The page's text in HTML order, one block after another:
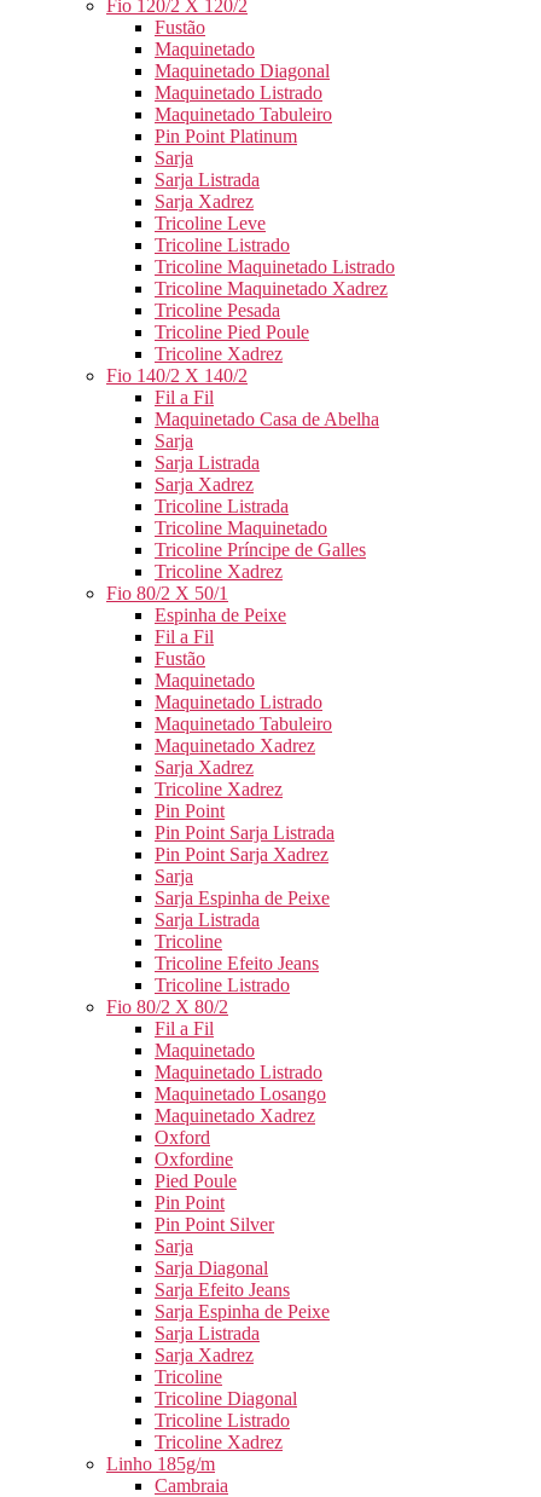
Fio 120/2 X 120/2
Fustão
Maquinetado
Maquinetado Diagonal
Maquinetado Listrado
Maquinetado Tabuleiro
Pin Point Platinum
Sarja
Sarja Listrada
Sarja Xadrez
Tricoline Leve
Tricoline Listrado
Tricoline Maquinetado Listrado
Tricoline Maquinetado Xadrez
Tricoline Pesada
Tricoline Pied Poule
Tricoline Xadrez
Fio 140/2 X 140/2
Fil a Fil
Maquinetado Casa de Abelha
Sarja
Sarja Listrada
Sarja Xadrez
Tricoline Listrada
Tricoline Maquinetado
Tricoline Príncipe de Galles
Tricoline Xadrez
Fio 80/2 X 50/1
Espinha de Peixe
Fil a Fil
Fustão
Maquinetado
Maquinetado Listrado
Maquinetado Tabuleiro
Maquinetado Xadrez
Sarja Xadrez
Tricoline Xadrez
Pin Point
Pin Point Sarja Listrada
Pin Point Sarja Xadrez
Sarja
Sarja Espinha de Peixe
Sarja Listrada
Tricoline
Tricoline Efeito Jeans
Tricoline Listrado
Fio 80/2 X 80/2
Fil a Fil
Maquinetado
Maquinetado Listrado
Maquinetado Losango
Maquinetado Xadrez
Oxford
Oxfordine
Pied Poule
Pin Point
Pin Point Silver
Sarja
Sarja Diagonal
Sarja Efeito Jeans
Sarja Espinha de Peixe
Sarja Listrada
Sarja Xadrez
Tricoline
Tricoline Diagonal
Tricoline Listrado
Tricoline Xadrez
Linho 185g/m
Cambraia